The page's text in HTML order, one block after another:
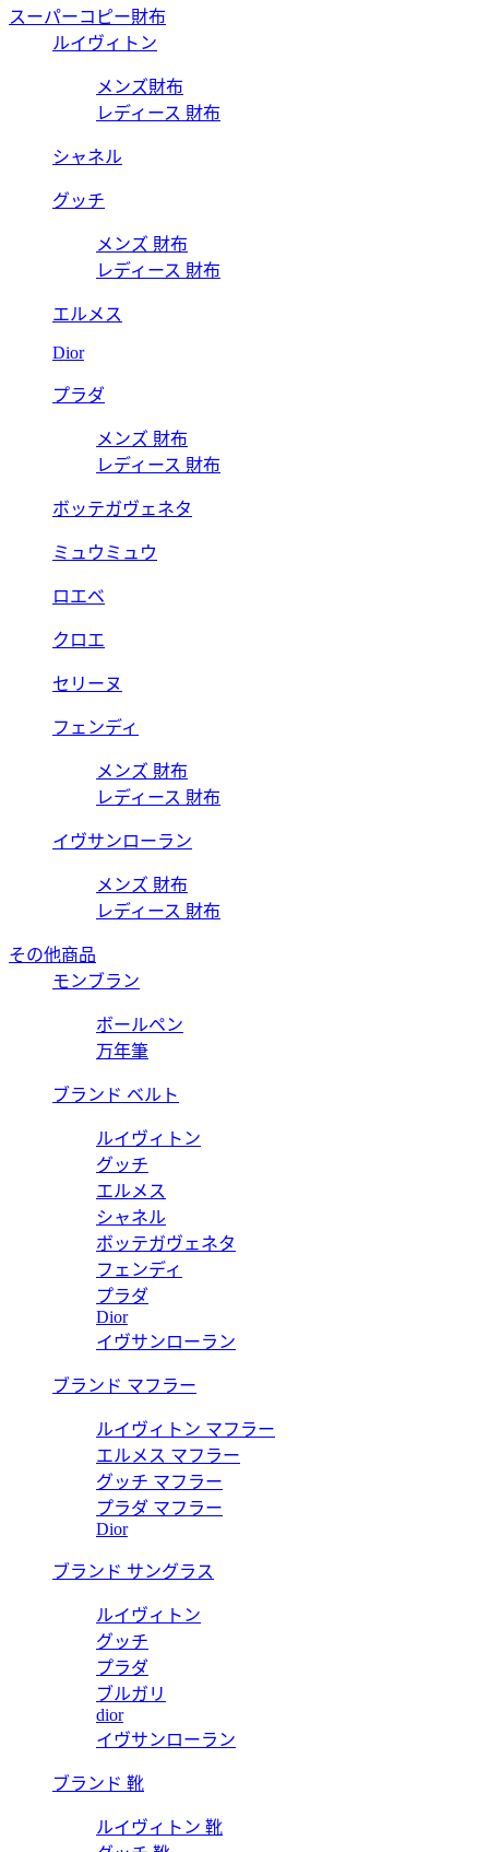
スーパーコピー財布
ルイヴィトン
メンズ財布
レディース 財布
シャネル
グッチ
メンズ 財布
レディース 財布
エルメス
Dior
プラダ
メンズ 財布
レディース 財布
ボッテガヴェネタ
ミュウミュウ
ロエベ
クロエ
セリーヌ
フェンディ
メンズ 財布
レディース 財布
イヴサンローラン
メンズ 財布
レディース 財布
その他商品
モンブラン
ボールペン
万年筆
ブランド ベルト
ルイヴィトン
グッチ
エルメス
シャネル
ボッテガヴェネタ
フェンディ
プラダ
Dior
イヴサンローラン
ブランド マフラー
ルイヴィトン マフラー
エルメス マフラー
グッチ マフラー
プラダ マフラー
Dior
ブランド サングラス
ルイヴィトン
グッチ
プラダ
ブルガリ
dior
イヴサンローラン
ブランド 靴
ルイヴィトン 靴